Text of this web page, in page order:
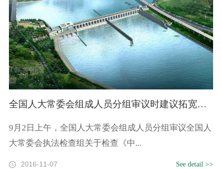
全国人大常委会组成人员分组审议时建议拓宽水利建设投融资渠道
9月2日上午，全国人大常委会组成人员分组审议全国人
大常委会执法检查组关于检查《中...
2016-11-07 See detail >>